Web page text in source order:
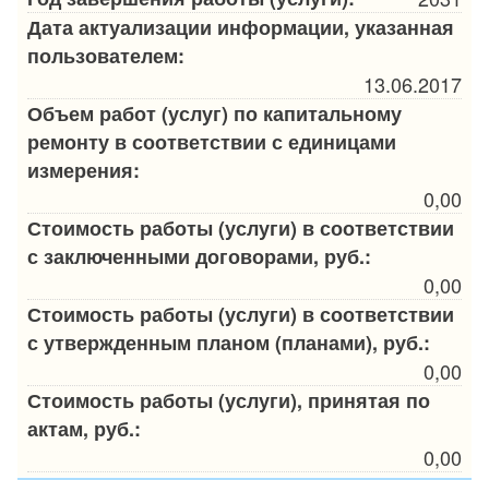
Дата актуализации информации, указанная
пользователем:
13.06.2017
Объем работ (услуг) по капитальному
ремонту в соответствии с единицами
измерения:
0,00
Стоимость работы (услуги) в соответствии
с заключенными договорами, руб.:
0,00
Стоимость работы (услуги) в соответствии
с утвержденным планом (планами), руб.:
0,00
Стоимость работы (услуги), принятая по
актам, руб.:
0,00